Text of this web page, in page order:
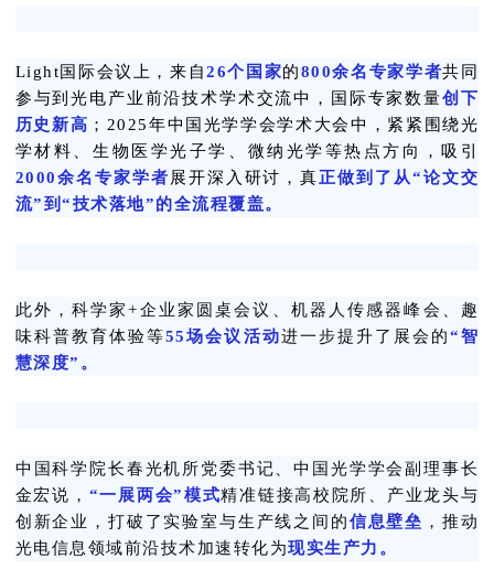
Light国际会议上，来自26个国家的800余名专家学者共同
参与到光电产业前沿技术学术交流中，国际专家数量创下
历史新高 ；2025年中国光学学会学术大会中，紧紧围绕光
学材料、生物医学光子学、微纳光学等热点方向，吸引
2000余名专家学者展开深入研讨，真正做到了从“论文交
流”到“技术落地”的全流程覆盖。
此外，科学家+企业家圆桌会议、机器人传感器峰会、趣
味科普教育体验等55场会议活动进一步提升了展会的“智
慧深度”。
中国科学院长春光机所党委书记、中国光学学会副理事长
金宏说， “一展两会”模式精准链接高校院所、产业龙头与
创新企业，打破了实验室与生产线之间的信息壁垒 ，推动
光电信息领域前沿技术加速转化为现实生产力。